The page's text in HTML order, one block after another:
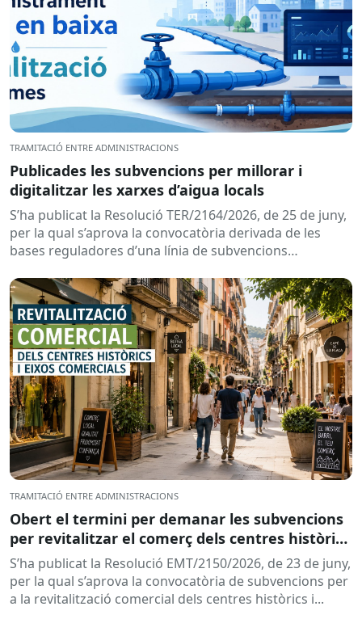
TRAMITACIÓ ENTRE ADMINISTRACIONS
Publicades les subvencions per millorar i
digitalitzar les xarxes d’aigua locals
S’ha publicat la Resolució TER/2164/2026, de 25 de juny,
per la qual s’aprova la convocatòria derivada de les
bases reguladores d’una línia de subvencions
TRAMITACIÓ ENTRE ADMINISTRACIONS
Obert el termini per demanar les subvencions
per revitalitzar el comerç dels centres històrics
i eixos comercials de Catalunya
S’ha publicat la Resolució EMT/2150/2026, de 23 de juny,
per la qual s’aprova la convocatòria de subvencions per
a la revitalització comercial dels centres històrics i...